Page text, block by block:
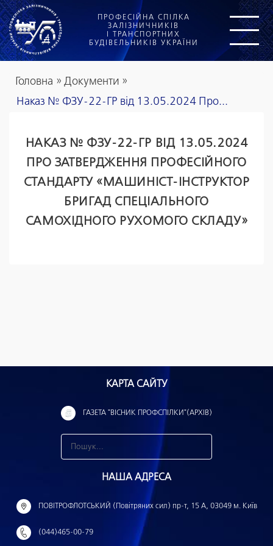
ПРОФЕСІЙНА СПІЛКА
ЗАЛІЗНИЧНИКІВ
І ТРАНСПОРТНИХ
БУДІВЕЛЬНИКІВ УКРАЇНИ
Головна » Документи »
Наказ № ФЗУ-22-ГР від 13.05.2024 Про...
НАКАЗ № ФЗУ-22-ГР ВІД 13.05.2024
ПРО ЗАТВЕРДЖЕННЯ ПРОФЕСІЙНОГО
СТАНДАРТУ «МАШИНІСТ-ІНСТРУКТОР
БРИГАД СПЕЦІАЛЬНОГО
САМОХІДНОГО РУХОМОГО СКЛАДУ»
КАРТА САЙТУ
ГАЗЕТА "ВІСНИК ПРОФСПІЛКИ"(АРХІВ)
н
й
НАША АДРЕСА
ПОВІТРОФЛОТСЬКИЙ (Повітряних сил) пр-т, 15 А, 03049 м. Київ
(044)465-00-79